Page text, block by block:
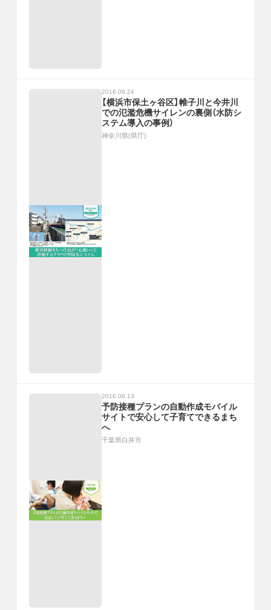
2016.06.24
【横浜市保土ヶ谷区】帷子川と今井川
での氾濫危機サイレンの裏側（水防シ
ステム導入の事例）
神奈川県(県庁)
2016.06.13
予防接種プランの自動作成モバイル
サイトで安心して子育てできるまち
へ
千葉県白井市